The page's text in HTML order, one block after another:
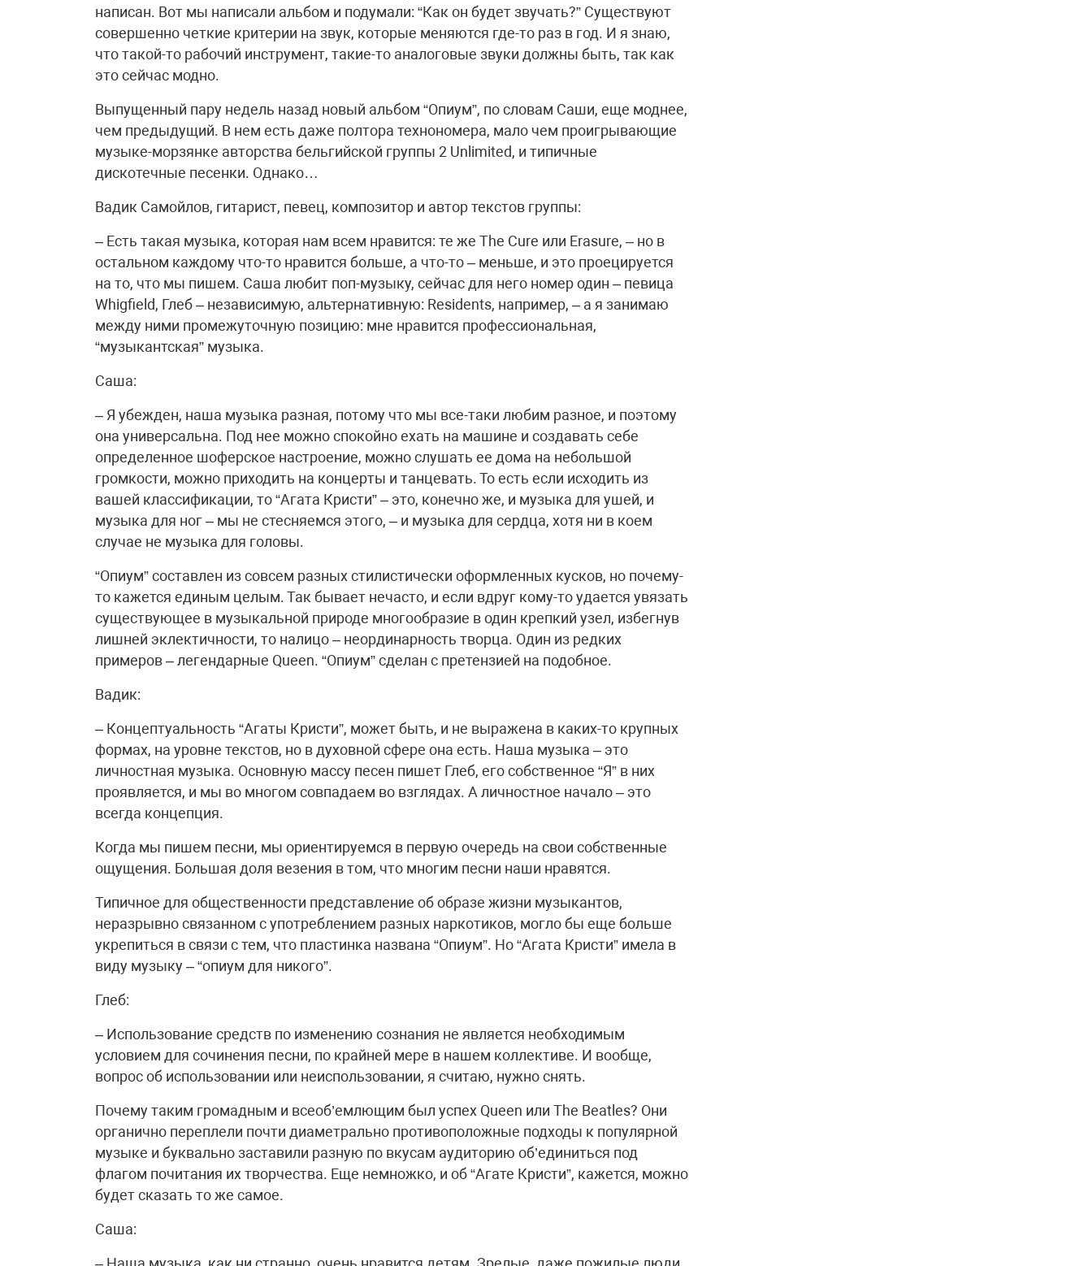
написан. Вот мы написали альбом и подумали: “Как он будет звучать?” Существуют
совершенно четкие критерии на звук, которые меняются где-то раз в год. И я знаю,
что такой-то рабочий инструмент, такие-то аналоговые звуки должны быть, так как
это сейчас модно.
Выпущенный пару недель назад новый альбом “Опиум”, по словам Саши, еще моднее,
чем предыдущий. В нем есть даже полтора технономера, мало чем проигрывающие
музыке-морзянке авторства бельгийской группы 2 Unlimited, и типичные
дискотечные песенки. Однако…
Вадик Самойлов, гитарист, певец, композитор и автор текстов группы:
– Есть такая музыка, которая нам всем нравится: те же The Cure или Erasure, – но в
остальном каждому что-то нравится больше, а что-то – меньше, и это проецируется
на то, что мы пишем. Саша любит поп-музыку, сейчас для него номер один – певица
Whigfield, Глеб – независимую, альтернативную: Residents, например, – а я занимаю
между ними промежуточную позицию: мне нравится профессиональная,
“музыкантская” музыка.
Саша:
– Я убежден, наша музыка разная, потому что мы все-таки любим разное, и поэтому
она универсальна. Под нее можно спокойно ехать на машине и создавать себе
определенное шоферское настроение, можно слушать ее дома на небольшой
громкости, можно приходить на концерты и танцевать. То есть если исходить из
вашей классификации, то “Агата Кристи” – это, конечно же, и музыка для ушей, и
музыка для ног – мы не стесняемся этого, – и музыка для сердца, хотя ни в коем
случае не музыка для головы.
“Опиум” составлен из совсем разных стилистически оформленных кусков, но почему-
то кажется единым целым. Так бывает нечасто, и если вдруг кому-то удается увязать
существующее в музыкальной природе многообразие в один крепкий узел, избегнув
лишней эклектичности, то налицо – неординарность творца. Один из редких
примеров – легендарные Queen. “Опиум” сделан с претензией на подобное.
Вадик:
– Концептуальность “Агаты Кристи”, может быть, и не выражена в каких-то крупных
формах, на уровне текстов, но в духовной сфере она есть. Наша музыка – это
личностная музыка. Основную массу песен пишет Глеб, его собственное “Я” в них
проявляется, и мы во многом совпадаем во взглядах. А личностное начало – это
всегда концепция.
Когда мы пишем песни, мы ориентируемся в первую очередь на свои собственные
ощущения. Большая доля везения в том, что многим песни наши нравятся.
Типичное для общественности представление об образе жизни музыкантов,
неразрывно связанном с употреблением разных наркотиков, могло бы еще больше
укрепиться в связи с тем, что пластинка названа “Опиум”. Но “Агата Кристи” имела в
виду музыку – “опиум для никого”.
Глеб:
– Использование средств по изменению сознания не является необходимым
условием для сочинения песни, по крайней мере в нашем коллективе. И вообще,
вопрос об использовании или неиспользовании, я считаю, нужно снять.
Почему таким громадным и всеоб’емлющим был успех Queen или The Beatles? Они
органично переплели почти диаметрально противоположные подходы к популярной
музыке и буквально заставили разную по вкусам аудиторию об’единиться под
флагом почитания их творчества. Еще немножко, и об “Агате Кристи”, кажется, можно
будет сказать то же самое.
Саша: